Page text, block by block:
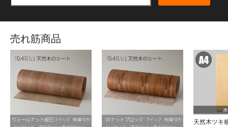
売れ筋商品
天然木ツキ